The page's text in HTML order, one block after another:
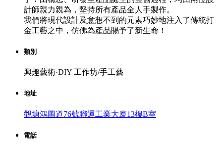
計師親力親為，堅持所有產品全人手製作。
我們將現代設計及意想不到的元素巧妙地注入了傳統打
金工藝之中，仿佛為產品賜予了新生命！
類別
興趣藝術·DIY 工作坊/手工藝
地址
觀塘鴻圖道76號聯運工業大廈13樓B室
電話